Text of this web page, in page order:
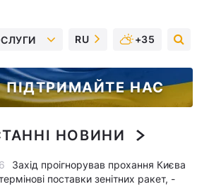
RU +35
ПІДТРИМАЙТЕ НАС
НОВИНИ
Захід проігнорував прохання Києва
поставки зенітних ракет, -